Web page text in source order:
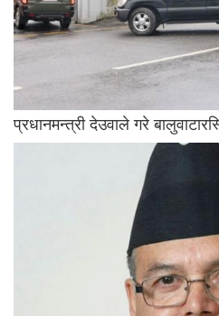
प्रधानमन्त्री देउवाले गरे